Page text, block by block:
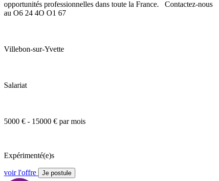
opportunités professionnelles dans toute la France. Contactez-nous
au O6 24 4O O1 67
Villebon-sur-Yvette
Salariat
5000 € - 15000 € par mois
Expérimenté(e)s
voir l'offre Je postule